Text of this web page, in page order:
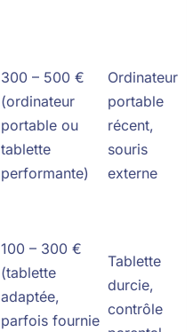
300 – 500 €
(ordinateur
portable ou
tablette
performante)
Ordinateur
portable
récent,
souris
externe
100 – 300 €
(tablette
adaptée,
parfois fournie
Tablette
durcie,
contrôle